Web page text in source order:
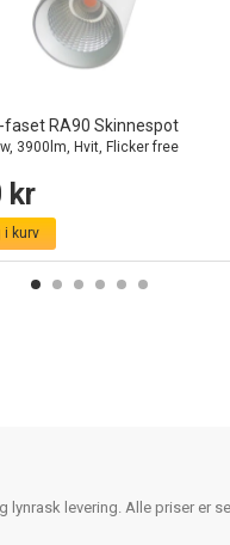
faset RA90 Skinnespot
3900lm, Hvit, Flicker free
kr
i kurv
levering. Alle priser